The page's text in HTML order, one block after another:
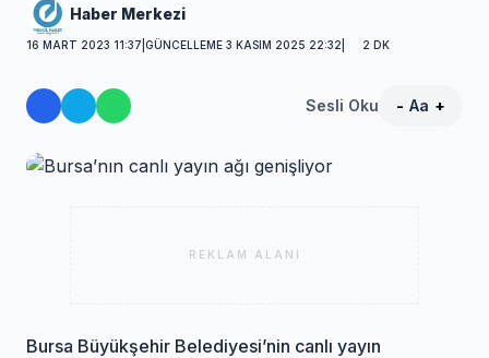
Haber Merkezi
16 MART 2023 11:37 GÜNCELLEME 3 KASIM 2025 22:32 2 DK
Sesli Oku - Aa +
REKLAM ALANI
Bursa Büyükşehir Belediyesi’nin canlı yayın